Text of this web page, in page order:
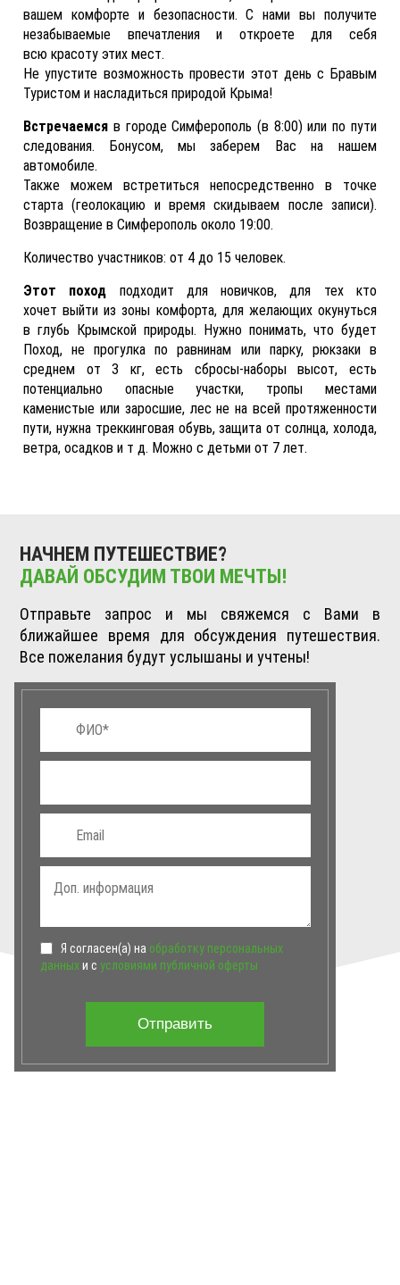
вашем комфорте и безопасности. С нами вы получите
незабываемые впечатления и откроете для себя
всю красоту этих мест.
Не упустите возможность провести этот день с Бравым
Туристом и насладиться природой Крыма!
Встречаемся в городе Симферополь (в 8:00) или по пути
следования. Бонусом, мы заберем Вас на нашем
автомобиле.
Также можем встретиться непосредственно в точке
старта (геолокацию и время скидываем после записи).
Возвращение в Симферополь около 19:00.
Количество участников: от 4 до 15 человек.
Этот поход подходит для новичков, для тех кто
хочет выйти из зоны комфорта, для желающих окунуться
в глубь Крымской природы. Нужно понимать, что будет
Поход, не прогулка по равнинам или парку, рюкзаки в
среднем от 3 кг, есть сбросы-наборы высот, есть
потенциально опасные участки, тропы местами
каменистые или заросшие, лес не на всей протяженности
пути, нужна треккинговая обувь, защита от солнца, холода,
ветра, осадков и т д. Можно с детьми от 7 лет.
НАЧНЕМ ПУТЕШЕСТВИЕ?
ДАВАЙ ОБСУДИМ ТВОИ МЕЧТЫ!
Отправьте запрос и мы свяжемся с Вами в
ближайшее время для обсуждения путешествия.
Все пожелания будут услышаны и учтены!
Я согласен(а) на обработку персональных
данныхи с условиями публичной оферты
Отправить